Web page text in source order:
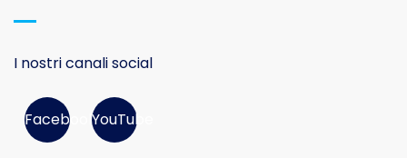
I nostri canali social
FacebookYouTube